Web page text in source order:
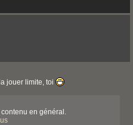
jouer limite, toi
en général.